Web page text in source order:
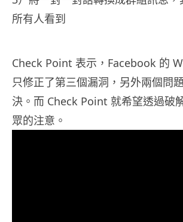
所有人看到
Check Point 表示，Facebook 的
只修正了第三個漏洞，另外兩個問
決。而 Check Point 就希望透過破
眾的注意。